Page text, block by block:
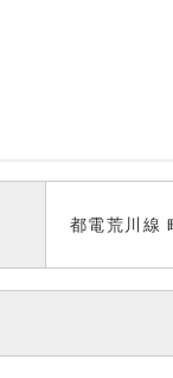
都電荒川線